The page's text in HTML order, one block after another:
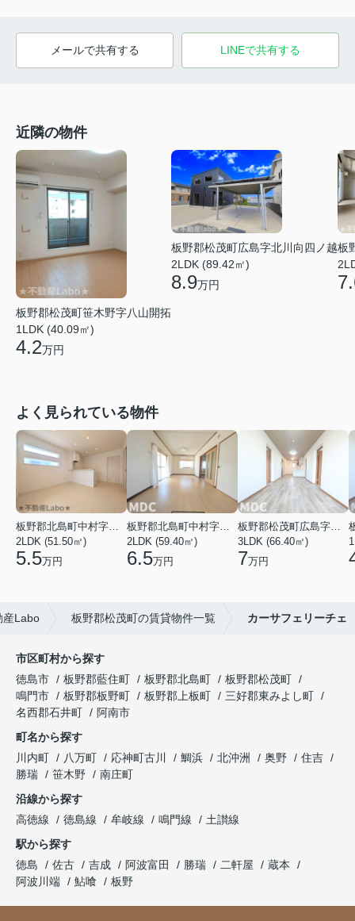
メールで共有する LINEで共有する
近隣の物件
板野郡松茂町笹木野字八山開拓
1LDK (40.09㎡)
4.2万円
板野郡松茂町広島字北川向四ノ越
2LDK (89.42㎡)
8.9万円
板
よく見られている物件
2LDK (51.50㎡)
5.5万円
2LDK (59.40㎡)
6.5万円
3LDK (66.40㎡)
7万円
産Labo 板野郡松茂町の賃貸物件一覧 カーサフェリーチェ
市区町村から探す
徳島市
板野郡藍住町 板野郡北島町
板野郡松茂町
鳴門市
板野郡板野町 板野郡上板町
三好郡東みよし町
名西郡石井町
阿南市
町名から探す
川内町
八万町 応神町古川 鯛浜 北沖洲 奥野
住吉
勝瑞
笹木野
南庄町
沿線から探す
高徳線
徳島線 牟岐線 鳴門線
土讃線
駅から探す
徳島
佐古 吉成 阿波富田 勝瑞 二軒屋
蔵本
阿波川端
鮎喰 板野